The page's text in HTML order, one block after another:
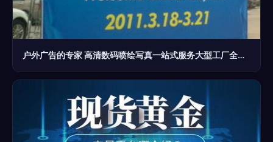
户外广告的专家 高清数码喷绘写真一站式服务大型工厂全解析